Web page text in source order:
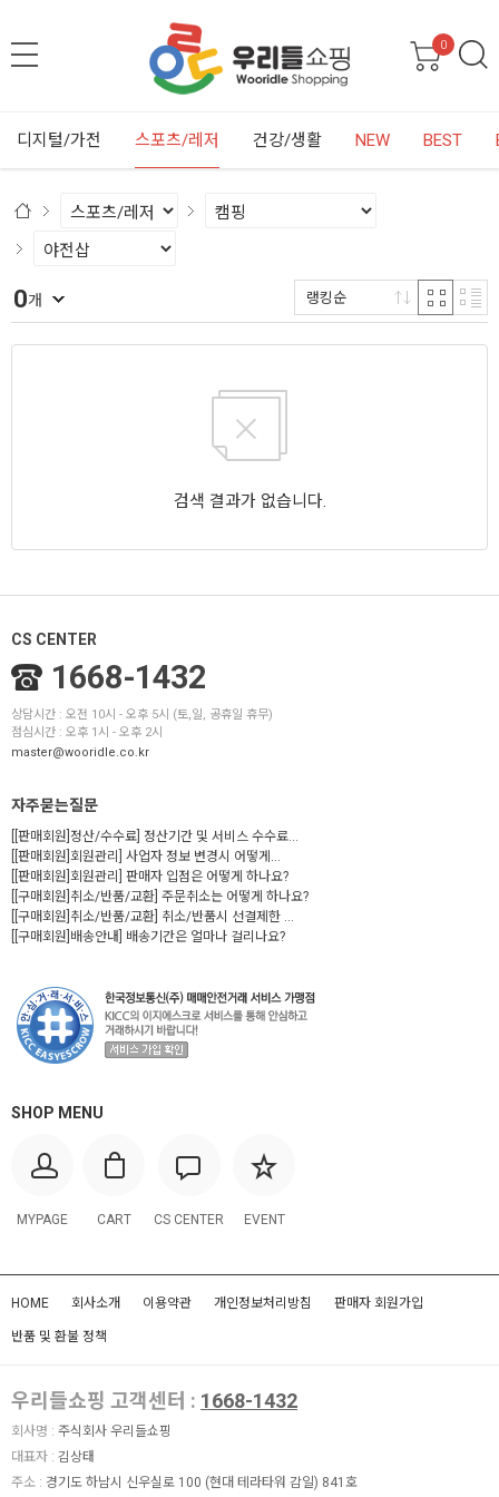
0
디지털/가전 스포츠/레저 건강/생활 NEW BEST
0개 랭킹순
검색 결과가 없습니다.
CS CENTER
1668-1432
상담시간 : 오전 10시 - 오후 5시 (토,일, 공휴일 휴무)
점심시간 : 오후 1시 - 오후 2시
master@wooridle.co.kr
자주묻는질문
[[판매회원]정산/수수료] 정산기간 및 서비스 수수료...
[[판매회원]회원관리] 사업자 정보 변경시 어떻게...
[[판매회원]회원관리] 판매자 입점은 어떻게 하나요?
[[구매회원]취소/반품/교환] 주문취소는 어떻게 하나요?
[[구매회원]취소/반품/교환] 취소/반품시 선결제한 ...
[[구매회원]배송안내] 배송기간은 얼마나 걸리나요?
SHOP MENU
MYPAGE CART CS CENTER EVENT
HOME 회사소개 이용약관 개인정보처리방침 판매자 회원가입
반품 및 환불 정책
우리들쇼핑 고객센터 : 1668-1432
회사명 : 주식회사 우리들쇼핑
대표자 : 김상태
주소 : 경기도 하남시 신우실로 100 (현대 테라타워 감일) 841호